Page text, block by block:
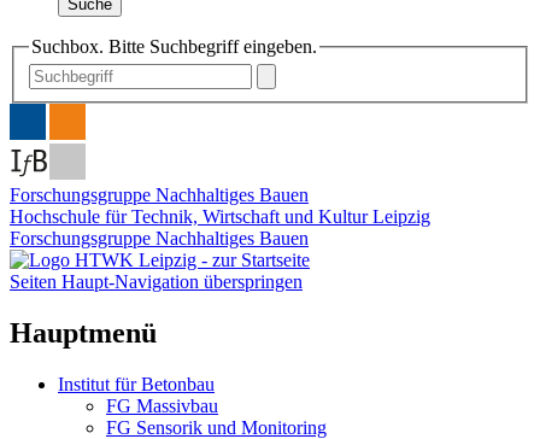
Suche
Suchbox. Bitte Suchbegriff eingeben.
Forschungsgruppe Nachhaltiges Bauen
Hochschule für Technik, Wirtschaft und Kultur Leipzig
Forschungsgruppe Nachhaltiges Bauen
Seiten Haupt-Navigation überspringen
Hauptmenü
Institut für Betonbau
FG Massivbau
FG Sensorik und Monitoring